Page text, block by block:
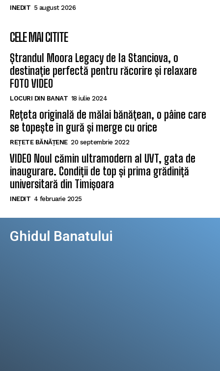
INEDIT 5 august 2026
CELE MAI CITITE
Ștrandul Moora Legacy de la Stanciova, o
destinație perfectă pentru răcorire și relaxare
FOTO VIDEO
LOCURI DIN BANAT 18 iulie 2024
Rețeta originală de mălai bănățean, o pâine care
se topește în gură și merge cu orice
REȚETE BĂNĂȚENE 20 septembrie 2022
VIDEO Noul cămin ultramodern al UVT, gata de
inaugurare. Condiții de top și prima grădiniță
universitară din Timișoara
INEDIT 4 februarie 2025
Ghidul Banatului